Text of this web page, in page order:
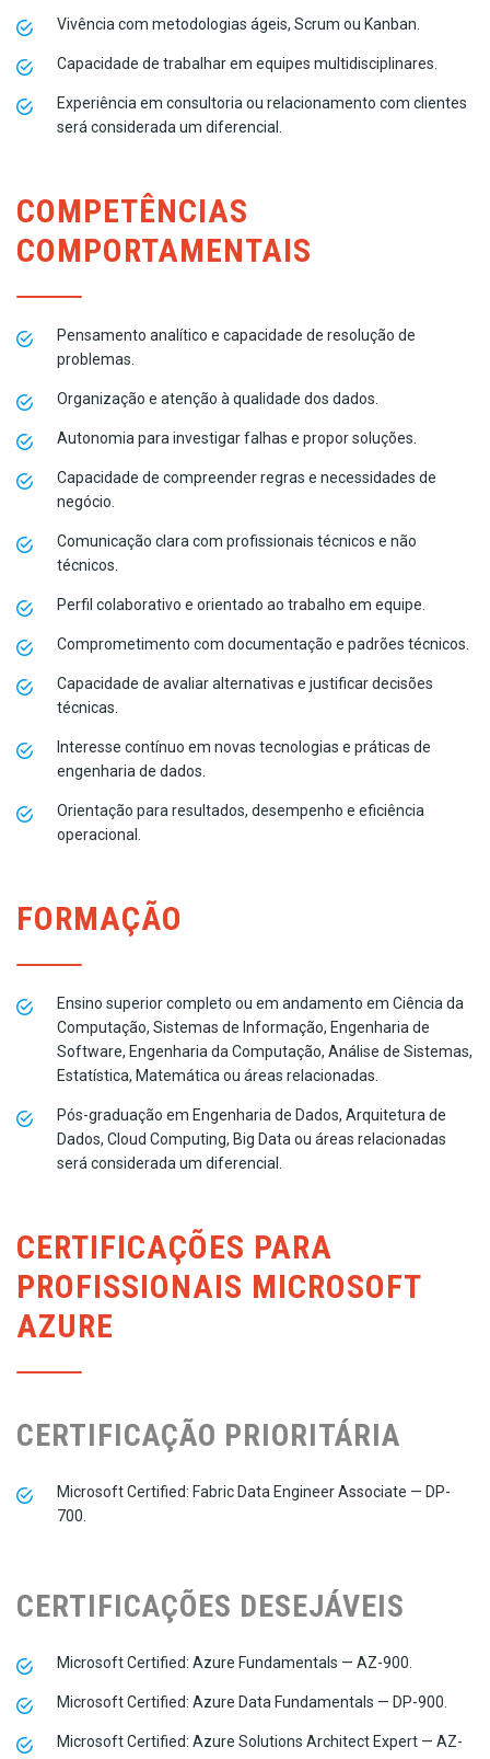
Vivência com metodologias ágeis, Scrum ou Kanban.
Capacidade de trabalhar em equipes multidisciplinares.
Experiência em consultoria ou relacionamento com clientes
será considerada um diferencial.
COMPETÊNCIAS
COMPORTAMENTAIS
Pensamento analítico e capacidade de resolução de
problemas.
Organização e atenção à qualidade dos dados.
Autonomia para investigar falhas e propor soluções.
Capacidade de compreender regras e necessidades de
negócio.
Comunicação clara com profissionais técnicos e não
técnicos.
Perfil colaborativo e orientado ao trabalho em equipe.
Comprometimento com documentação e padrões técnicos.
Capacidade de avaliar alternativas e justificar decisões
técnicas.
Interesse contínuo em novas tecnologias e práticas de
engenharia de dados.
Orientação para resultados, desempenho e eficiência
operacional.
FORMAÇÃO
Ensino superior completo ou em andamento em Ciência da
Computação, Sistemas de Informação, Engenharia de
Software, Engenharia da Computação, Análise de Sistemas,
Estatística, Matemática ou áreas relacionadas.
Pós-graduação em Engenharia de Dados, Arquitetura de
Dados, Cloud Computing, Big Data ou áreas relacionadas
será considerada um diferencial.
CERTIFICAÇÕES PARA
PROFISSIONAIS MICROSOFT
AZURE
CERTIFICAÇÃO PRIORITÁRIA
Microsoft Certified: Fabric Data Engineer Associate — DP-
700.
CERTIFICAÇÕES DESEJÁVEIS
Microsoft Certified: Azure Fundamentals — AZ-900.
Microsoft Certified: Azure Data Fundamentals — DP-900.
Microsoft Certified: Azure Solutions Architect Expert — AZ-